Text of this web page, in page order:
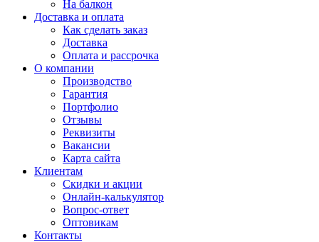
На балкон
Доставка и оплата
Как сделать заказ
Доставка
Оплата и рассрочка
О компании
Производство
Гарантия
Портфолио
Отзывы
Реквизиты
Вакансии
Карта сайта
Клиентам
Скидки и акции
Онлайн-калькулятор
Вопрос-ответ
Оптовикам
Контакты